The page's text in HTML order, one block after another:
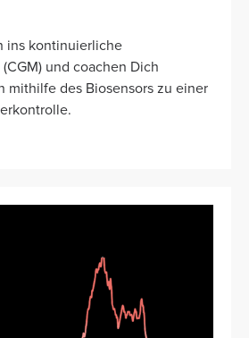
ins kontinuierliche
und coachen Dich
mithilfe des Biosensors zu einer